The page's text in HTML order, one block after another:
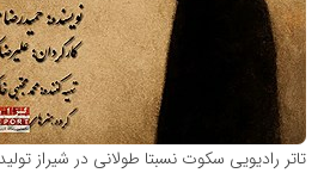
تاتر رادیویی سکوت نسبتا طولانی در شیراز